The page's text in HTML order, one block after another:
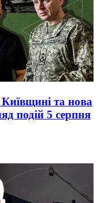
та нова
подій 5 серпня